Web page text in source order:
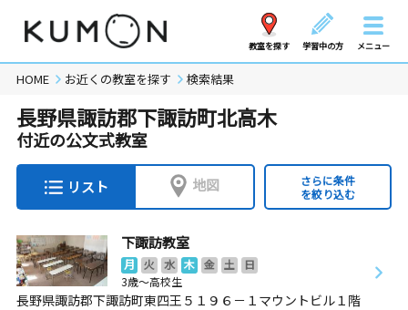
教室を探す 学習中の方 メニュー
HOME お近くの教室を探す 検索結果
長野県諏訪郡下諏訪町北高木
付近の公文式教室
リスト 地図
さらに条件
を絞り込む
下諏訪教室
月 火 水 木 金 土
日
3歳～高校生
長野県諏訪郡下諏訪町東四王５１９６－１マウントビル１階